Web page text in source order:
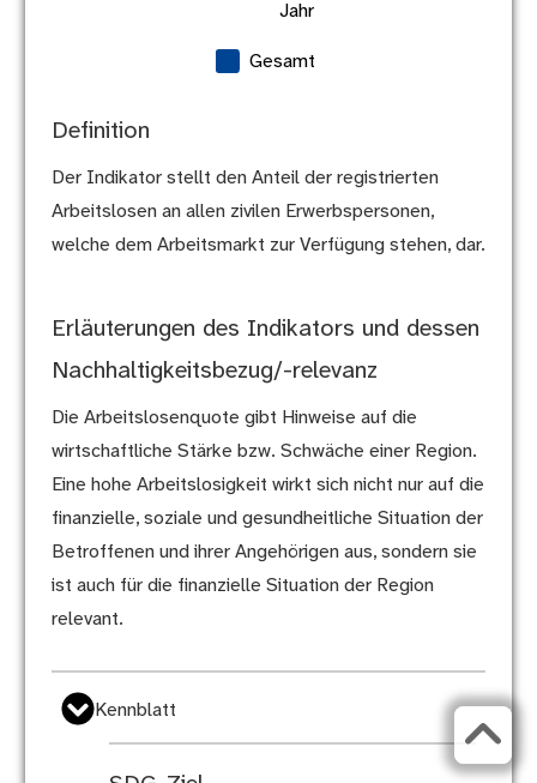
Jahr
Gesamt
Definition
Der Indikator stellt den Anteil der registrierten
Arbeitslosen an allen zivilen Erwerbspersonen,
welche dem Arbeitsmarkt zur Verfügung stehen, dar.
Erläuterungen des Indikators und dessen
Nachhaltigkeitsbezug/-relevanz
Die Arbeitslosenquote gibt Hinweise auf die
wirtschaftliche Stärke bzw. Schwäche einer Region.
Eine hohe Arbeitslosigkeit wirkt sich nicht nur auf die
finanzielle, soziale und gesundheitliche Situation der
Betroffenen und ihrer Angehörigen aus, sondern sie
ist auch für die finanzielle Situation der Region
relevant.
Kennblatt